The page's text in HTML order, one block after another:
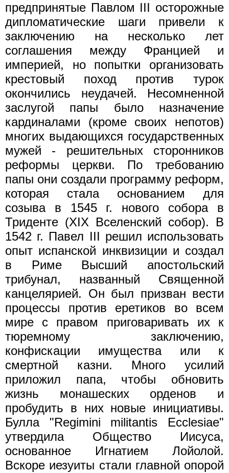
предпринятые Павлом III осторожные
дипломатические шаги привели к
заключению на несколько лет
соглашения между Францией и
империей, но попытки организовать
крестовый поход против турок
окончились неудачей. Несомненной
заслугой папы было назначение
кардиналами (кроме своих непотов)
многих выдающихся государственных
мужей - решительных сторонников
реформы церкви. По требованию
папы они создали программу реформ,
которая стала основанием для
созыва в 1545 г. нового собора в
Триденте (XIX Вселенский собор). В
1542 г. Павел III решил использовать
опыт испанской инквизиции и создал
в Риме Высший апостольский
трибунал, названный Священной
канцелярией. Он был призван вести
процессы против еретиков во всем
мире с правом приговаривать их к
тюремному заключению,
конфискации имущества или к
смертной казни. Много усилий
приложил папа, чтобы обновить
жизнь монашеских орденов и
пробудить в них новые инициативы.
Булла "Regimini militantis Ecclesiae"
утвердила Общество Иисуса,
основанное Игнатием Лойолой.
Вскоре иезуиты стали главной опорой